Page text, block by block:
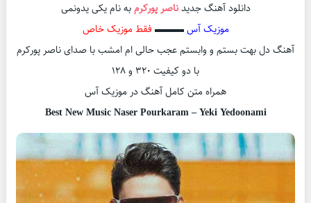
دانلود آهنگ جدیدناصر پورکرمبه نام یکی یدونمی
موزیک آس▬▬▬ فقط موزیک خاص
آهنگ دل بهت بستم و وابستم عجب حالی ام امشب با صدای ناصر پورکرم
با دو کیفیت 320 و 128
همراه متن کامل آهنگ در موزیک آس
Best New Music Naser Pourkaram – Yeki Yedoonami